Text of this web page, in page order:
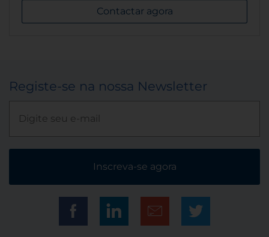
Contactar agora
Registe-se na nossa Newsletter
Inscreva-se agora